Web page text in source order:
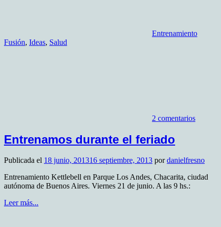
Entrenamiento
Fusión, Ideas, Salud
2 comentarios
Entrenamos durante el feriado
Publicada el 18 junio, 201316 septiembre, 2013 pordanielfresno
Entrenamiento Kettlebell en Parque Los Andes, Chacarita, ciudad
autónoma de Buenos Aires. Viernes 21 de junio. A las 9 hs.:
Leer más...